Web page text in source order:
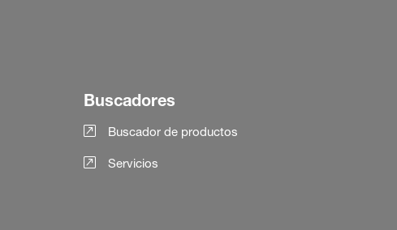
Buscadores
Buscador de productos
Servicios